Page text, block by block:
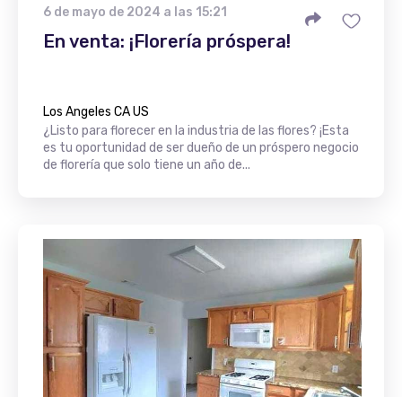
6 de mayo de 2024 a las 15:21
En venta: ¡Florería próspera!
Los Angeles CA US
¿Listo para florecer en la industria de las flores? ¡Esta
es tu oportunidad de ser dueño de un próspero negocio
de florería que solo tiene un año de...